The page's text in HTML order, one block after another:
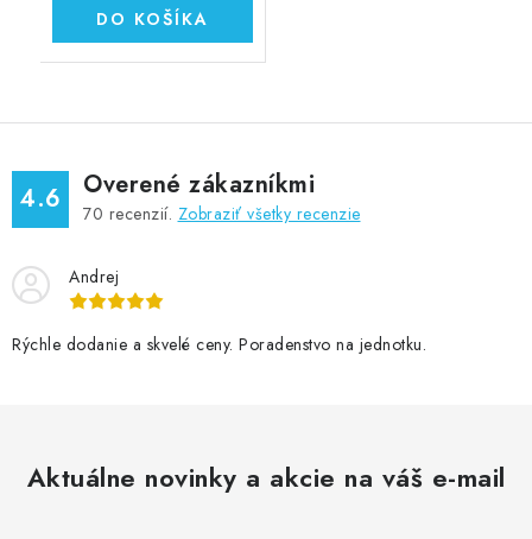
DO KOŠÍKA
4.6 Overené zákazníkmi
70 recenzií. Zobraziť všetky recenzie
Andrej
Rýchle dodanie a skvelé ceny. Poradenstvo na jednotku.
Aktuálne novinky a akcie na váš e-mail